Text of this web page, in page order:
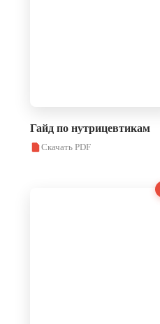
Гайд по нутрицевтикам
Скачать PDF